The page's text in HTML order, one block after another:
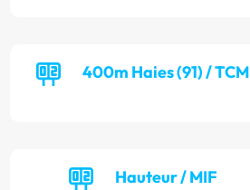
400m Haies (91) / TCM
Hauteur / MIF